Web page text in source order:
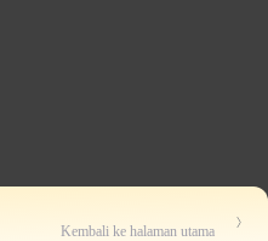
Kembali ke halaman utama